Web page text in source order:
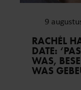
9
RACHÉL
DATE:
WAS,
WAS